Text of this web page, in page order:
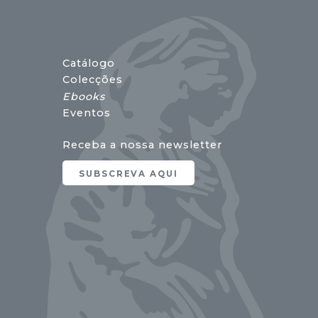
Catálogo
Colecções
Ebooks
Eventos
Receba a nossa newsletter
SUBSCREVA AQUI